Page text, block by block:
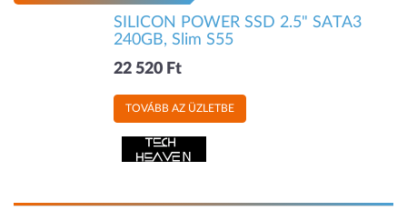
SILICON POWER SSD 2.5" SATA3
240GB, Slim S55
22 520 Ft
TOVÁBB AZ ÜZLETBE